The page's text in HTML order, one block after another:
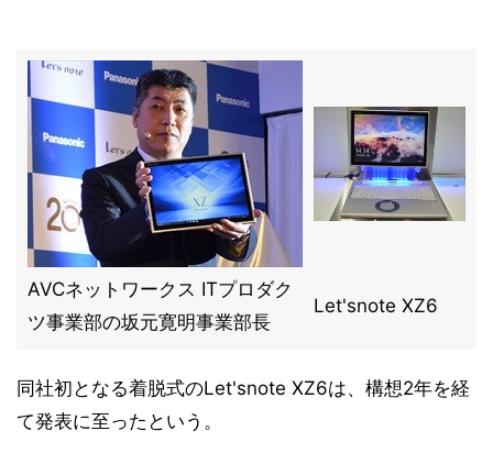
AVCネットワークス ITプロダク
ツ事業部の坂元寛明事業部長
Let'snote XZ6
同社初となる着脱式のLet'snote XZ6は、構想2年を経
て発表に至ったという。